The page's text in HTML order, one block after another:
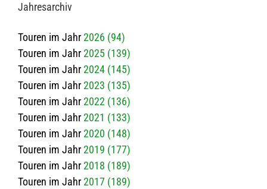
Jah­res­ar­chiv
Touren im Jahr2026 (94)
Touren im Jahr2025 (139)
Touren im Jahr2024 (145)
Touren im Jahr2023 (135)
Touren im Jahr2022 (136)
Touren im Jahr2021 (133)
Touren im Jahr2020 (148)
Touren im Jahr2019 (177)
Touren im Jahr2018 (189)
Touren im Jahr2017 (189)